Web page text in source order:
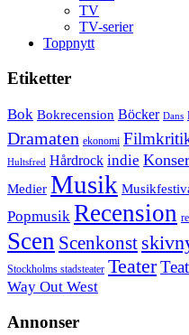
TV
TV-serier
Toppnytt
Etiketter
Bok Bokrecension Böcker Dans
Dramaten ekonomi
Hultsfred Hårdrock indie
Medier Musik
Popmusik Recension
Scen Scenkonst
Stockholms stadsteater Teater
Way Out West
Annonser